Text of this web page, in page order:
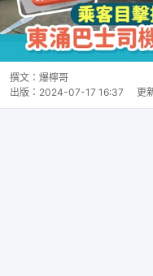
撰文： 爆檸哥
出版： 2024-07-17 16:37 更